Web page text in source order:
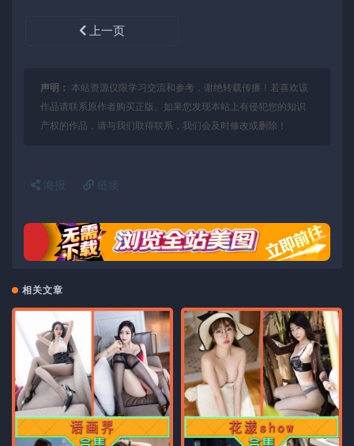
上一页
声明：
本站资源仅限学习交流和参考，谢绝转载传播！若喜欢该
作品请联系原作者购买正版。如果您发现本站上有侵犯您的知识
产权的作品，请与我们取得联系，我们会及时修改或删除！
海报 链接
相关文章